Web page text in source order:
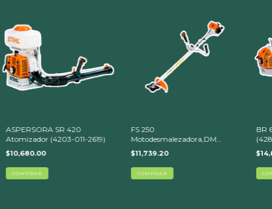
ASPERSORA SR 420
Atomizador (4203-011-2619)
$10,680.00
FS 250
Motodesmalezadora,DM
250-3 (4134-200-0350)
$11,739.20
BR